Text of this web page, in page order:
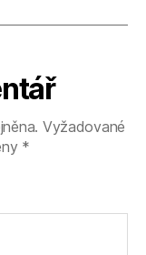
Vyžadované
*